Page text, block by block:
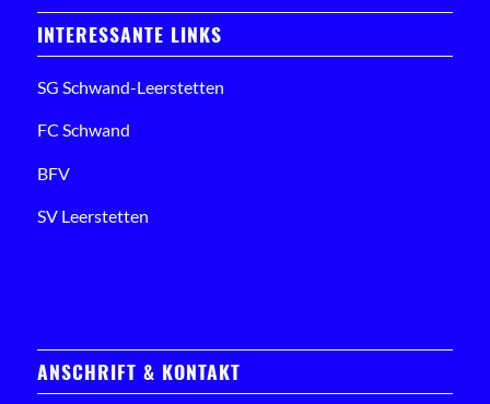
INTERESSANTE LINKS
SG Schwand-Leerstetten
FC Schwand
BFV
SV Leerstetten
ANSCHRIFT & KONTAKT